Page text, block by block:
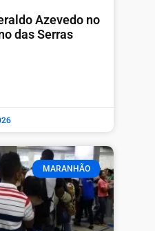
Azevedo no
das Serras
MARANHÃO